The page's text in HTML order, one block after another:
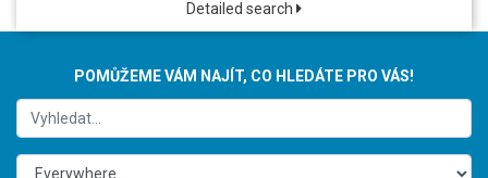
Detailed search
POMŮŽEME VÁM NAJÍT, CO HLEDÁTE PRO VÁS!